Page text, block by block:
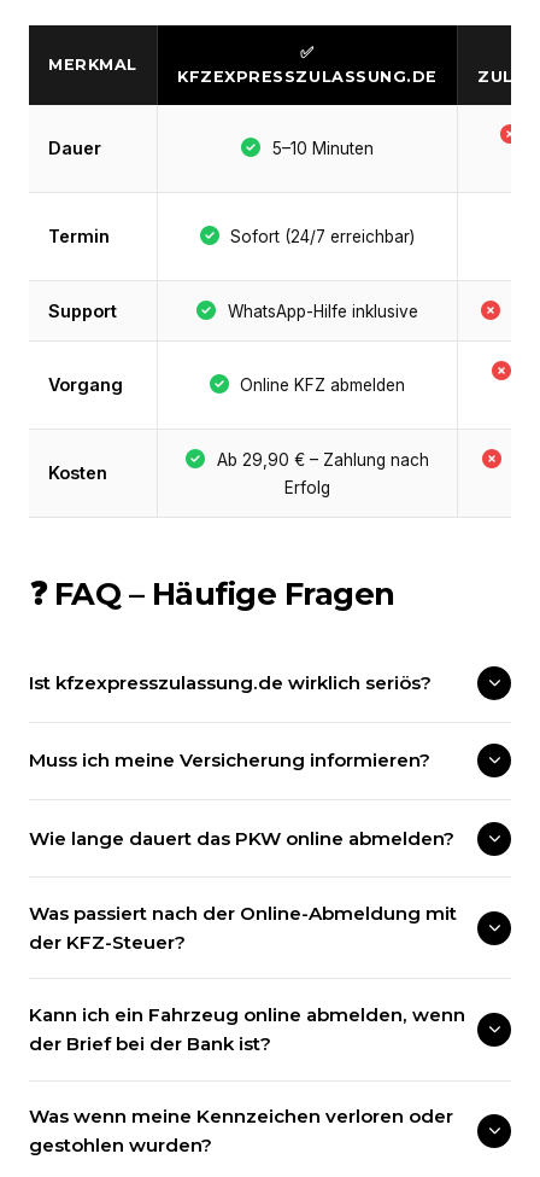
MERKMAL
✅
KFZEXPRESSZULASSUNG.DE
Dauer 5–10 Minuten
Termin Sofort (24/7 erreichbar)
Support WhatsApp-Hilfe inklusive
Vorgang Online KFZ abmelden
Kosten
Ab 29,90 € – Zahlung nach
Erfolg
❓ FAQ – Häufige Fragen
Ist kfzexpresszulassung.de wirklich seriös?
Muss ich meine Versicherung informieren?
Wie lange dauert das PKW online abmelden?
Was passiert nach der Online-Abmeldung mit
der KFZ-Steuer?
Kann ich ein Fahrzeug online abmelden, wenn
der Brief bei der Bank ist?
Was wenn meine Kennzeichen verloren oder
gestohlen wurden?